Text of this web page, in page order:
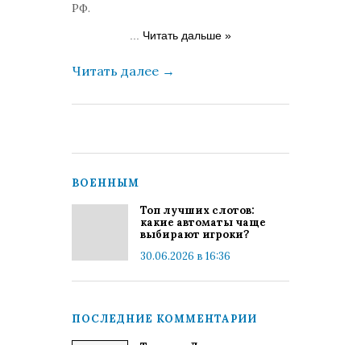
РФ.
Читать дальше »
Читать далее →
ВОЕННЫМ
Топ лучших слотов:
какие автоматы чаще
выбирают игроки?
30.06.2026 в 16:36
ПОСЛЕДНИЕ КОММЕНТАРИИ